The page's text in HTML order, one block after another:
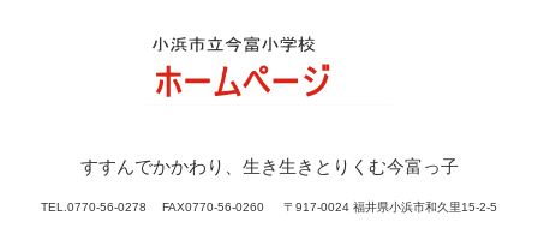
すすんでかかわり、生き生きとりくむ今富っ子
TEL. 0770-56-0278 FAX0770-56-0260 〒917-0024 福井県小浜市和久里15-2-5